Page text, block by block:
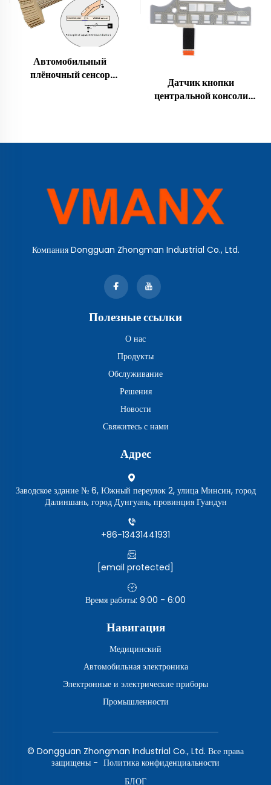
Автомобильный
плёночный сенсор
Датчик кнопки
центральной консоли
Компания Dongguan Zhongman Industrial Co., Ltd.
Полезные ссылки
О нас
Продукты
Обслуживание
Решения
Новости
Свяжитесь с нами
Адрес
Заводское здание № 6, Южный переулок 2, улица Минсин, город
Далиншань, город Дунгуань, провинция Гуандун
+86-13431441931
[email protected]
Время работы: 9:00 - 6:00
Навигация
Медицинский
Автомобильная электроника
Электронные и электрические приборы
Промышленности
© Dongguan Zhongman Industrial Co., Ltd. Все права
защищены - Политика конфиденциальности
БЛОГ